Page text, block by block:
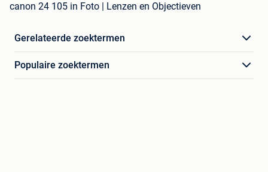
canon 24 105 in Foto | Lenzen en Objectieven
Gerelateerde zoektermen
Populaire zoektermen